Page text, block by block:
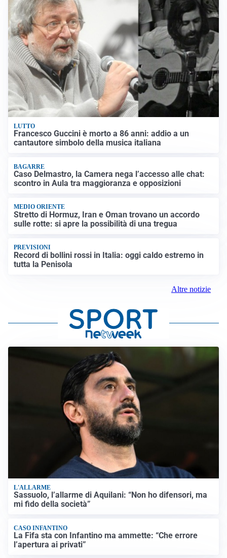
LUTTO
Francesco Guccini è morto a 86 anni: addio a un
cantautore simbolo della musica italiana
BAGARRE
Caso Delmastro, la Camera nega l’accesso alle chat:
scontro in Aula tra maggioranza e opposizioni
MEDIO ORIENTE
Stretto di Hormuz, Iran e Oman trovano un accordo
sulle rotte: si apre la possibilità di una tregua
PREVISIONI
Record di bollini rossi in Italia: oggi caldo estremo in
tutta la Penisola
Altre notizie
L'ALLARME
Sassuolo, l’allarme di Aquilani: “Non ho difensori, ma
mi fido della società”
CASO INFANTINO
La Fifa sta con Infantino ma ammette: “Che errore
l’apertura ai privati”